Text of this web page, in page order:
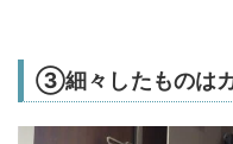
③細々したものは